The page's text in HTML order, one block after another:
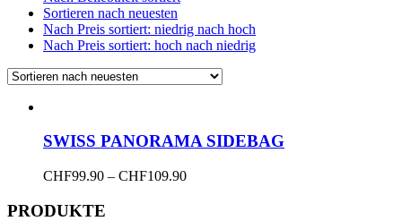
Sortieren nach neuesten
Nach Preis sortiert: niedrig nach hoch
Nach Preis sortiert: hoch nach niedrig
SWISS PANORAMA SIDEBAG
Dieses
weist
CHF99.90 – CHF109.90Price
PRODUKTE